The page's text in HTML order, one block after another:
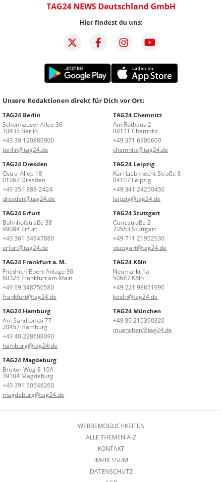
TAG24 NEWS Deutschland GmbH
Hier findest du uns:
Unsere Redaktionen direkt für Dich vor Ort:
TAG24 Berlin
Schönhauser Allee 36
10435 Berlin
+49 30 120880900
berlin@tag24.de
TAG24 Chemnitz
Am Rathaus 2
09111 Chemnitz
+49 371 6906600
chemnitz@tag24.de
TAG24 Dresden
Ostra-Allee 18
01067 Dresden
+49 351 888-2424
dresden@tag24.de
TAG24 Leipzig
Karl-Liebknecht-Straße 8
04107 Leipzig
+49 341 24250430
leipzig@tag24.de
TAG24 Erfurt
Bahnhofstraße 38
99084 Erfurt
+49 361 34947880
erfurt@tag24.de
TAG24 Stuttgart
Curiestraße 2
70563 Stuttgart
+49 711 21952530
stuttgart@tag24.de
TAG24 Frankfurt a. M.
Friedrich-Ebert-Anlage 36
60325 Frankfurt am Main
+49 69 348750580
frankfurt@tag24.de
TAG24 Köln
Neumarkt 1a
50667 Köln
+49 221 98651990
koeln@tag24.de
TAG24 Hamburg
Am Sandtorkai 77
20457 Hamburg
+49 40 228608090
hamburg@tag24.de
TAG24 München
+49 89 215390320
muenchen@tag24.de
TAG24 Magdeburg
Breiter Weg 8-10A
39104 Magdeburg
+49 391 50548260
magdeburg@tag24.de
WERBEMÖGLICHKEITEN
ALLE THEMEN A-Z
KONTAKT
IMPRESSUM
DATENSCHUTZ